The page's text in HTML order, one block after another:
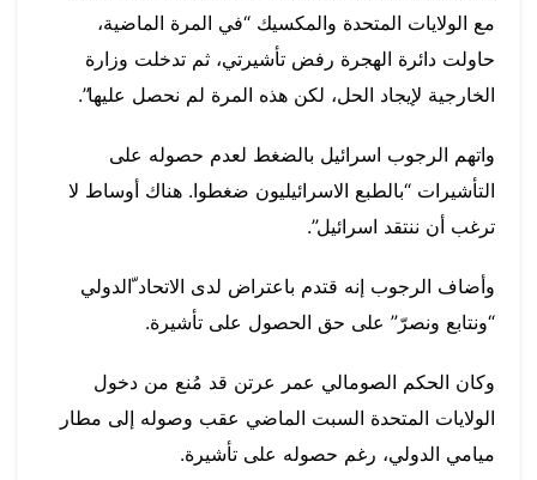
مع الولايات المتحدة والمكسيك “في المرة الماضية،
حاولت دائرة الهجرة رفض تأشيرتي، ثم تدخلت وزارة
الخارجية لإيجاد الحل، لكن هذه المرة لم نحصل عليها”.
واتهم الرجوب اسرائيل بالضغط لعدم حصوله على
التأشيرات “بالطبع الاسرائيليون ضغطوا. هناك أوساط لا
ترغب أن ننتقد اسرائيل”.
وأضاف الرجوب إنه قتدم باعتراض لدى الاتحاد ّالدولي
“ونتابع ونصرّ” على حق الحصول على تأشيرة.
وكان الحكم الصومالي عمر عرتن قد مُنع من دخول
الولايات المتحدة السبت الماضي عقب وصوله إلى مطار
ميامي الدولي، رغم حصوله على تأشيرة.